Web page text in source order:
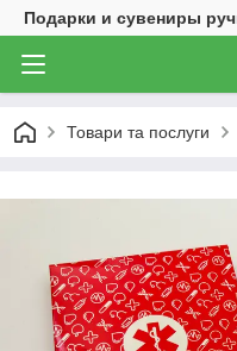
Подарки и сувениры
Товари та послуги